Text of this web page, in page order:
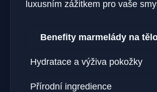
luxusním zážitkem pro vaše
Benefity marmelády na
Hydratace a výživa pokožky
Přírodní ingredience